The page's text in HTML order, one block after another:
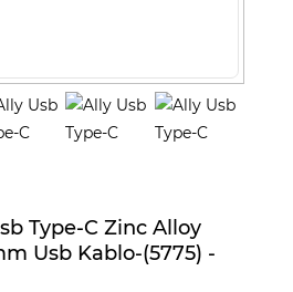
Type-C Zinc Alloy
Usb Kablo-(5775) -